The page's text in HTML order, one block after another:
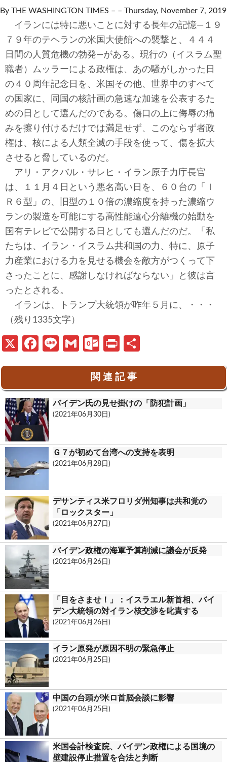
サイバーセキュリティ―
航空宇宙・防衛
国境・移民政策
テクノロジー
コメンタリー
社説
ビル・ガーツ
東アジア
東京発
By THE WASHINGTON TIMES – – Thursday, November 7, 2019
イランには特に悪いことに対する長年の記憶―１９
７９年のテヘランの米国大使館への襲撃と、４４４
日間の人質危機の勃発―がある。現行の（イスラム聖
職者）ムッラーによる政権は、あの騒がしかった日
の４０周年記念日を、米国その他、世界中のすべて
の国家に、同国の核計画の急速な加速を公表するた
めの日として選んだのである。傷口の上に侮辱の痛
みを擦り付けるだけでは満足せず、このならず者政
権は、核による人類全滅の手段を使って、傷を拡大
させると脅しているのだ。
アリ・アクバル・サレヒ・イラン原子力庁長官
は、１１月４日という悪名高い日を、６０台の「Ｉ
Ｒ６型」の、旧型の１０倍の濃縮度を持った濃縮ウ
ランの製造を可能にする高性能遠心分離機の始動を
国有テレビで公開する日としても選んだのだ。「私
たちは、イラン・イスラム共和国の力、特に、原子
力産業における力を見せる機会を敵方がつくって下
さったことに、感謝しなければならない」と彼は言
ったとされる。
イランは、トランプ大統領が昨年５月に、・・・
（残り1335文字）
X
Fa
o
o
k
Li
G
ail
O
lo
o
k.
o
m
Pr
t
関 連 記 事
バイデン氏の見せ掛けの「防犯計画」
(2021年06月30日)
Ｇ７が初めて台湾への支持を表明
(2021年06月28日)
デサンティス米フロリダ州知事は共和党の
「ロックスター」
(2021年06月27日)
バイデン政権の海軍予算削減に議会が反発
(2021年06月26日)
「目をさませ！」：イスラエル新首相、バイ
デン大統領の対イラン核交渉を叱責する
(2021年06月26日)
イラン原発が原因不明の緊急停止
(2021年06月25日)
中国の台頭が米ロ首脳会談に影響
(2021年06月25日)
米国会計検査院、バイデン政権による国境の
壁建設停止措置を合法と判断